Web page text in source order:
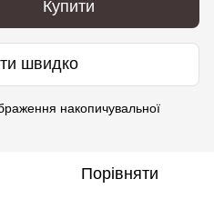
Купити
швидко
накопичувальної
Порівняти